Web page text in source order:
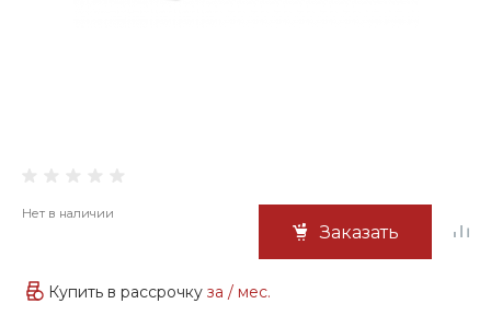
Нет в наличии
Заказать
Купить в рассрочку за / мес.